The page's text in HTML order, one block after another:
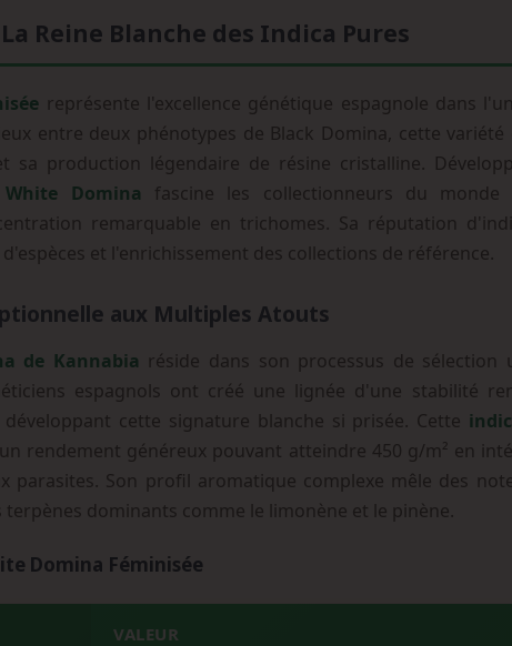
Reine Blanche des Indica Pures
représente l'excellence génétique espagnole dans
entre deux phénotypes de Black Domina, cette
sa production légendaire de résine cristalline.
Domina fascine les collectionneurs du
remarquable en trichomes. Sa réputation
et l'enrichissement des collections de référence.
aux Multiples Atouts
de Kannabia réside dans son processus de sélection
espagnols ont créé une lignée d'une stabilité
cette signature blanche si prisée. Cette
rendement généreux pouvant atteindre 450 g/m² en
parasites. Son profil aromatique complexe mêle des
dominants comme le limonène et le pinène.
Domina Féminisée
VALEUR